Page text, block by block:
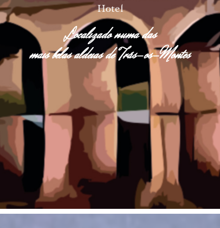
Localizado numa das
mais belas aldeias de Trás-os-Montes